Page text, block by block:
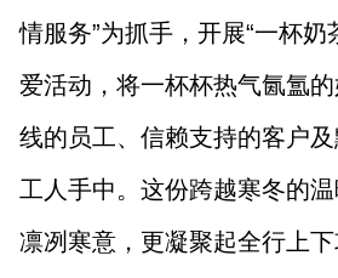
山西市场导报 山西法治报
地方频道
大同 朔州 忻
情服务”为抓手，开展“一杯奶
爱活动，将一杯杯热气氤氲
线的员工、信赖支持的客户
工人手中。这份跨越寒冬的
凛冽寒意，更凝聚起全行上